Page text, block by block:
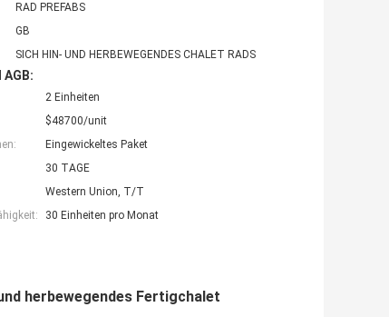
RAD PREFABS
GB
SICH HIN- UND HERBEWEGENDES CHALET RADS
2 Einheiten
$48700/unit
Eingewickeltes Paket
30 TAGE
Western Union, T/T
30 Einheiten pro Monat
herbewegendes Fertigchalet